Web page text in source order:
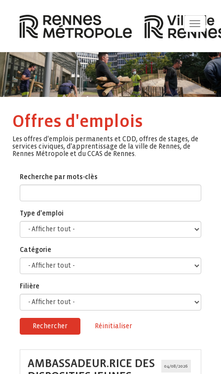
Toggle
Offres d'emplois
Les offres d'emplois permanents et CDD, offres de stages, de
services civiques, d'apprentissage de la ville de Rennes, de
Rennes Métropole et du CCAS de Rennes.
Recherche par mots-clès
Type d'emploi
Catégorie
Filière
Rechercher Réinitialiser
04/08/2026
AMBASSADEUR.RICE DES